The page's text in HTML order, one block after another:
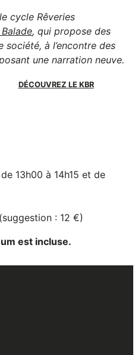
cycle Rêveries
, qui propose des
à l’encontre des
une narration neuve.
DÉCOUVREZ LE KBR
13h00 à 14h15 et de
: 12 €)
est incluse.